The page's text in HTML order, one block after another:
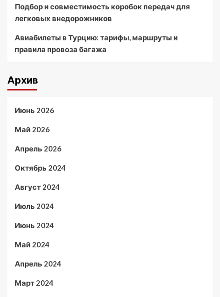
Подбор и совместимость коробок передач для
легковых внедорожников
Авиабилеты в Турцию: тарифы, маршруты и
правила провоза багажа
Архив
Июнь 2026
Май 2026
Апрель 2026
Октябрь 2024
Август 2024
Июль 2024
Июнь 2024
Май 2024
Апрель 2024
Март 2024